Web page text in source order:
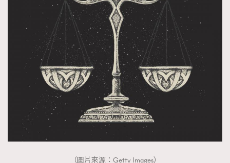
（圖片來源：Getty Images）